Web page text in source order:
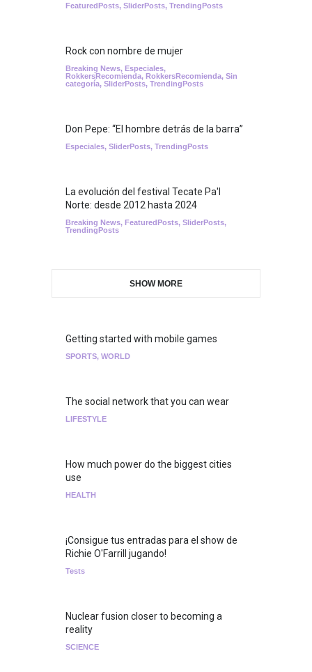
FeaturedPosts, SliderPosts, TrendingPosts
Rock con nombre de mujer
Breaking News, Especiales,
RokkersRecomienda, RokkersRecomienda, Sin
categoría, SliderPosts, TrendingPosts
Don Pepe: “El hombre detrás de la barra”
Especiales, SliderPosts, TrendingPosts
La evolución del festival Tecate Pa'l
Norte: desde 2012 hasta 2024
Breaking News, FeaturedPosts, SliderPosts,
TrendingPosts
SHOW MORE
Getting started with mobile games
SPORTS, WORLD
The social network that you can wear
LIFESTYLE
How much power do the biggest cities
use
HEALTH
¡Consigue tus entradas para el show de
Richie O'Farrill jugando!
Tests
Nuclear fusion closer to becoming a
reality
SCIENCE